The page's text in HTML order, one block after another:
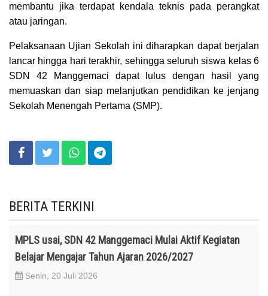
membantu jika terdapat kendala teknis pada perangkat
atau jaringan.
Pelaksanaan Ujian Sekolah ini diharapkan dapat berjalan
lancar hingga hari terakhir, sehingga seluruh siswa kelas 6
SDN 42 Manggemaci dapat lulus dengan hasil yang
memuaskan dan siap melanjutkan pendidikan ke jenjang
Sekolah Menengah Pertama (SMP).
BERITA TERKINI
MPLS usai, SDN 42 Manggemaci Mulai Aktif Kegiatan
Belajar Mengajar Tahun Ajaran 2026/2027
Senin, 20 Juli 2026